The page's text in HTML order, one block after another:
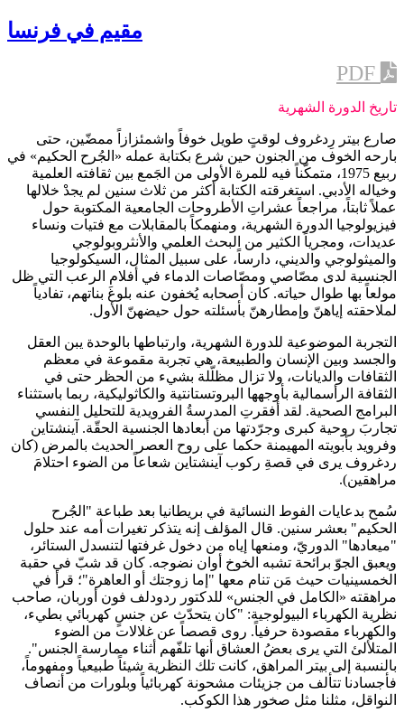
مقيم في فرنسا
تاريخ الدورة الشهرية
صارع بيتر رِدغروف لوقتٍ طويل خوفاً واشمئزازاً ممضّين، حتى
بارحه الخوف من الجنون حين شرع بكتابة عمله «الجُرح الحكيم» في
ربيع 1975، متمكّناً فيه للمرة الأولى من الجَمع بين ثقافته العلمية
وخياله الأدبي. استغرقته الكتابة أكثر من ثلاث سنين لم يجدْ خلالها
عملاً ثابتاً، مراجعاً عشراتِ الأطروحات الجامعية المكتوبة حول
فيزيولوجيا الدورة الشهرية، ومنهمكاً بالمقابلات مع فتيات ونساء
عديدات، ومجرياً الكثير من البحث العلمي والأنثروبولوجي
والميثولوجي والديني، دارساً، على سبيل المثال، السيكولوجيا
الجنسية لدى مصّاصي ومصّاصات الدماء في أفلام الرعب التي ظل
مولعاً بها طوال حياته. كان أصحابه يُخفون عنه بلوغَ بناتهم، تفادياً
لملاحقته إياهنّ وإمطارهنّ بأسئلته حول حيضهنّ الأول.
التجربة الموضوعية للدورة الشهرية، وارتباطها بالوحدة يبن العقل
والجسد وبين الإنسان والطبيعة، هي تجربة مقموعة في معظم
الثقافات والديانات، ولا تزال مظلّلة بشيء من الحظر حتى في
الثقافة الرأسمالية بأوجهها البروتستانتية والكاثوليكية، ربما باستثناء
البرامج الصحية. لقد أفقرتِ المدرسةُ الفرويدية للتحليل النفسي
تجاربَ روحية كبرى وجرّدتها من أبعادها الجنسية الحقّة. آينشتاين
وفرويد بأبويته المهيمنة حكما على روح العصر الحديث بالمرض (كان
ردغروف يرى في قصةِ ركوب آينشتاين شعاعاً من الضوء احتلامَ
مراهقين).
سُمح بدعايات الفوط النسائية في بريطانيا بعد طباعة "الجُرح
الحكيم" بعشر سنين. قال المؤلف إنه يتذكر تغيرات أمه عند حلول
"ميعادها" الدوريّ، ومنعها إياه من دخول غرفتها لتنسدل الستائر،
ويعبق الجوّ برائحة تشبه الخوخ أوان نضوجه. كان قد شبّ في حقبة
الخمسينيات حيث مَن تنام معها "إما زوجتك أو العاهرة"؛ قرأ في
مراهقته «الكامل في الجنس» للدكتور ردودلف فون أوربان، صاحب
نظرية الكهرباء البيولوجية: "كان يتحدّث عن جنسٍ كهربائي بطيء،
والكهرباء مقصودة حرفياً. روى قصصاً عن غلالات من الضوء
المتلألئ التي يرى بعضُ العشاق أنها تلفّهم أثناء ممارسة الجنس".
بالنسبة إلى بيتر المراهق، كانت تلك النظرية شيئاً طبيعياً ومفهوماً،
فأجسادنا تتألف من جزيئات مشحونة كهربائياً وبلورات من أنصاف
النواقل، مثلنا مثل صخور هذا الكوكب.